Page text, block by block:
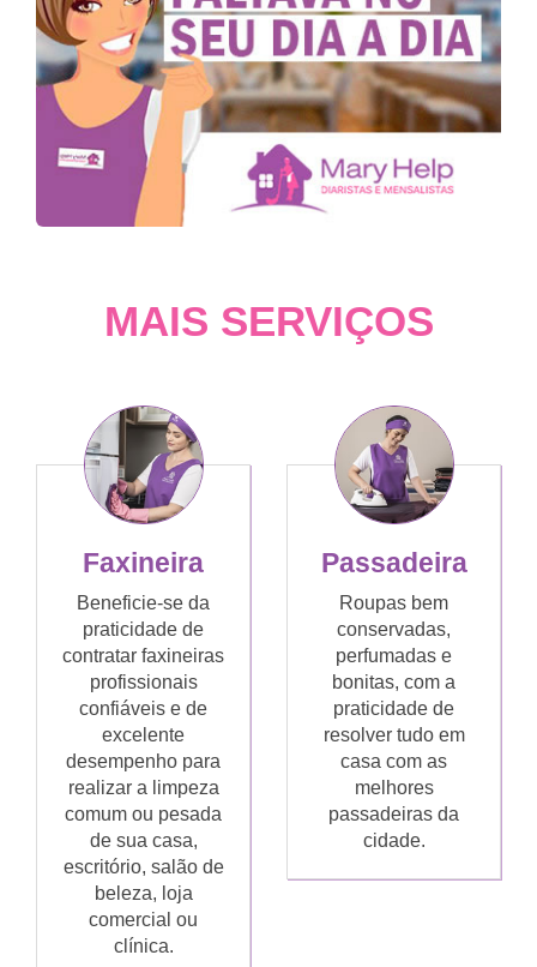
MAIS SERVIÇOS
Faxineira
Beneficie-se da
praticidade de
contratar faxineiras
profissionais
confiáveis e de
excelente
desempenho para
realizar a limpeza
comum ou pesada
de sua casa,
escritório, salão de
beleza, loja
comercial ou
clínica.
Passadeira
Roupas bem
conservadas,
perfumadas e
bonitas, com a
praticidade de
resolver tudo em
casa com as
melhores
passadeiras da
cidade.